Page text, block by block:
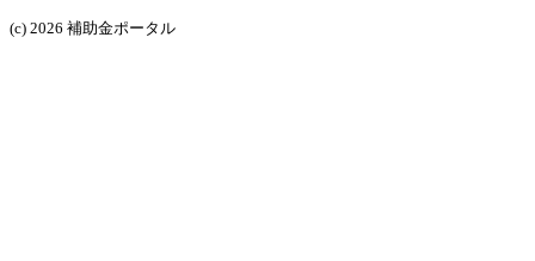
(c) 2026 補助金ポータル